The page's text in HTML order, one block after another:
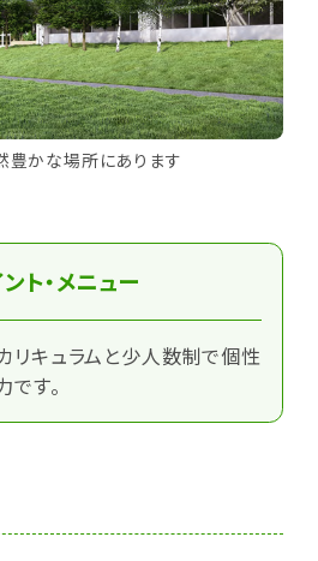
かな場所にあります
ト・メニュー
リキュラムと少人数制で個性
す。